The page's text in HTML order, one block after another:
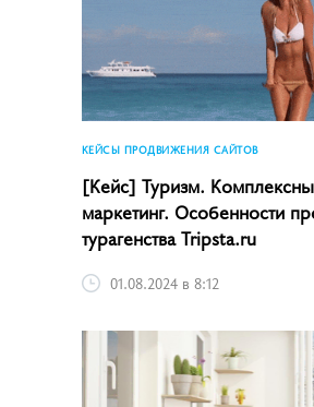
КЕЙСЫ ПРОДВИЖЕНИЯ САЙТОВ
[Кейс] Туризм.
маркетинг. Особенности
турагенства Tripsta.ru
01.08.2024 в 8:12